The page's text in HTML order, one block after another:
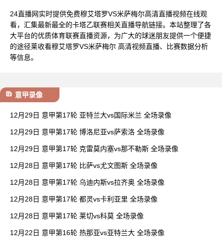
24直播网实时提供免费穆艾塔罗VS米萨梅尔高清直播视频在线观
看，汇集最新最全的卡塔乙联赛相关直播导航链接。本站整理了各
大平台的优质体育联赛直播资源，为广大的球迷朋友提供一个便捷
的途径莱收看穆艾塔罗VS米萨梅尔 高清视频直播、比赛数据分析
等信息。
意甲录像
12月29日 意甲第17轮 亚特兰大vs国际米兰 全场录像
12月29日 意甲第17轮 博洛尼亚vs萨索洛 全场录像
12月29日 意甲第17轮 克雷莫内塞vs那不勒斯 全场录像
12月28日 意甲第17轮 比萨vs尤文图斯 全场录像
12月28日 意甲第17轮 乌迪内斯vs拉齐奥 全场录像
12月28日 意甲第17轮 都灵vs卡利亚里 全场录像
12月28日 意甲第17轮 莱切vs科莫 全场录像
12月22日 意甲第16轮 热那亚vs亚特兰大 全场录像